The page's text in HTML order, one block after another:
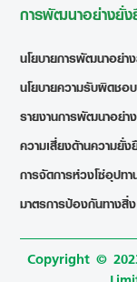
การพัฒนาอย่างยั่
นโยบายการพัฒนาอย่า
นโยบายความรับผิดช
รายงานการพัฒนาอย่า
ความเสี่ยงด้านความยั่ง
การจัดการห่วงโซ่อุปทา
มาตรการป้องกันทางสิ่
Copyright ©